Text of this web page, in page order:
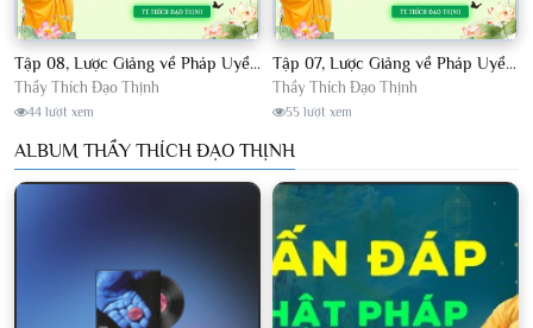
Tập 08, Lược Giảng về Pháp Uyển Châu Lâm, Chủ giảng TT. Thích Đạo Thịnh.
Thầy Thích Đạo Thịnh
44 lượt xem
Tập 07, Lược Giảng về Pháp Uyển Châu Lâm, Chủ giảng TT Thích Đạo Thịnh
Thầy Thích Đạo Thịnh
55 lượt xem
ALBUM THẦY THÍCH ĐẠO THỊNH